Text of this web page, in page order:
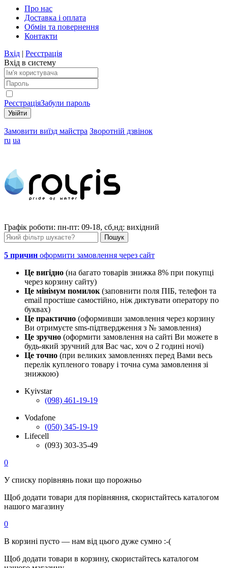
Про нас
Доставка і оплата
Обмін та повернення
Контакти
Вхід | Реєстрація
Вхід в систему
РеєстраціяЗабули пароль
Замовити виїзд майстра Зворотній дзвінок
ru ua
Графік роботи: пн-пт: 09-18, сб,нд: вихідний
5 причин оформити замовлення через сайт
Це вигідно (на багато товарів знижка 8% при покупці
через корзину сайту)
Це мінімум помилок (заповнити поля ПІБ, телефон та
email простіше самостійно, ніж диктувати оператору по
буквах)
Це практично (оформивши замовлення через корзину
Ви отримуєте sms-підтвердження з № замовлення)
Це зручно (оформити замовлення на сайті Ви можете в
будь-який зручний для Вас час, хоч о 2 годині ночі)
Це точно (при великих замовленнях перед Вами весь
перелік купленого товару і точна сума замовлення зі
знижкою)
Kyivstar
(098) 461-19-19
Vodafone
(050) 345-19-19
Lifecell
(093) 303-35-49
0
У списку порівнянь поки що порожньо
Щоб додати товари для порівняння, скористайтесь каталогом
нашого магазину
0
В корзині пусто — нам від цього дуже сумно :-(
Щоб додати товари в корзину, скористайтесь каталогом